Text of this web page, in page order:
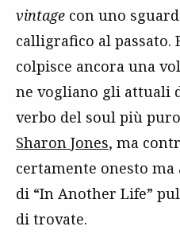
vintage con uno
calligrafico al passato.
colpisce ancora una
ne vogliano gli attuali
verbo del soul più
Sharon Jones, ma
certamente onesto
di “In Another Life”
di trovate.